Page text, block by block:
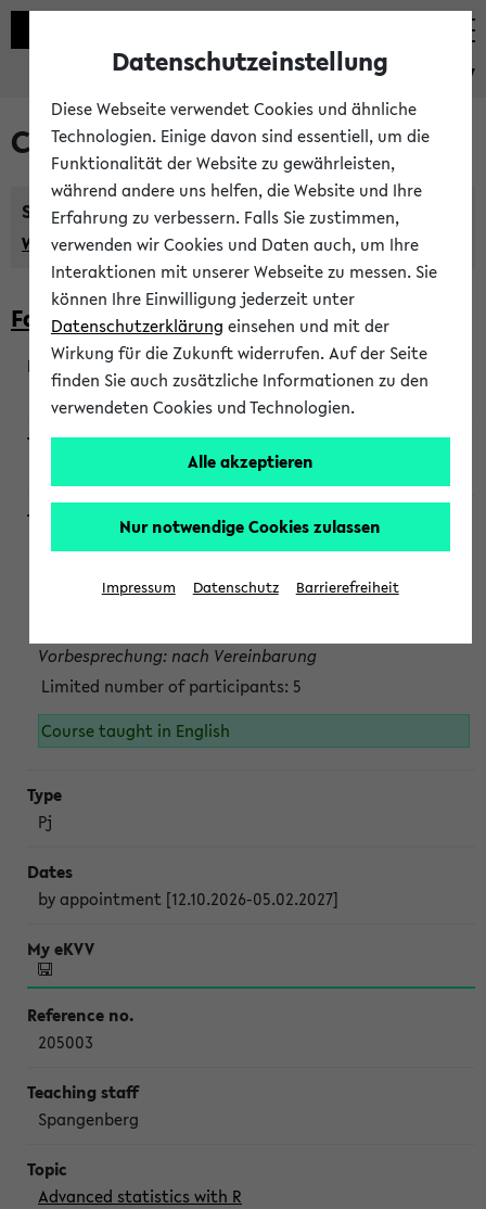
eKVV
Courses taught in English
Semester:
WiSe 2026/2027 SoSe 2026 Previous...
Faculty of Biology
200923
Wendisch, Peters-Wendisch, Stegelmann
Projektmodul "Bakterielle Biotechnologie"
Persönliche Anmeldung beim Veranstalter ist unbedingt
Vorbesprechung: nach Vereinbarung
Limited number of participants: 5
Course taught in English
Pj
by appointment [12.10.2026-05.02.2027]
205003
Spangenberg
Advanced statistics with R
Datenschutzeinstellung
Diese Webseite verwendet Cookies und ähnliche
Technologien. Einige davon sind essentiell, um die
Funktionalität der Website zu gewährleisten,
während andere uns helfen, die Website und Ihre
Erfahrung zu verbessern. Falls Sie zustimmen,
verwenden wir Cookies und Daten auch, um Ihre
Interaktionen mit unserer Webseite zu messen. Sie
können Ihre Einwilligung jederzeit unter
Datenschutzerklärung einsehen und mit der
Wirkung für die Zukunft widerrufen. Auf der Seite
finden Sie auch zusätzliche Informationen zu den
verwendeten Cookies und Technologien.
Alle akzeptieren
Nur notwendige Cookies zulassen
Impressum Datenschutz Barrierefreiheit